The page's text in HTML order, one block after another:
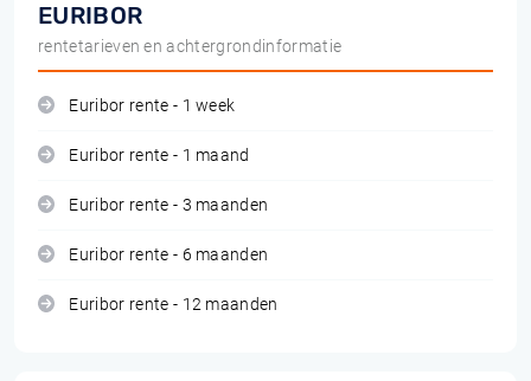
EURIBOR
rentetarieven en achtergrondinformatie
Euribor rente - 1 week
Euribor rente - 1 maand
Euribor rente - 3 maanden
Euribor rente - 6 maanden
Euribor rente - 12 maanden